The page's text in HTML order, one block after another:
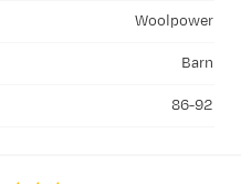
Woolpower
Barn
86-92